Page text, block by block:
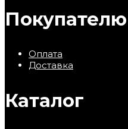
Покупателю
Оплата
Доставка
Каталог